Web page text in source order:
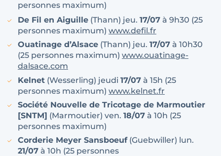
personnes maximum)
De Fil en Aiguille (Thann) jeu. 17/07 à 9h30 (25
personnes maximum) www.defil.fr
Ouatinage d’Alsace (Thann) jeu. 17/07 à 10h30
(25 personnes maximum) www.ouatinage-
dalsace.com
Kelnet (Wesserling) jeudi 17/07 à 15h (25
personnes maximum) www.kelnet.fr
Société Nouvelle de Tricotage de Marmoutier
[SNTM] (Marmoutier) ven. 18/07 à 10h (25
personnes maximum)
Corderie Meyer Sansboeuf(Guebwiller) lun.
21/07 à 10h (25 personnes